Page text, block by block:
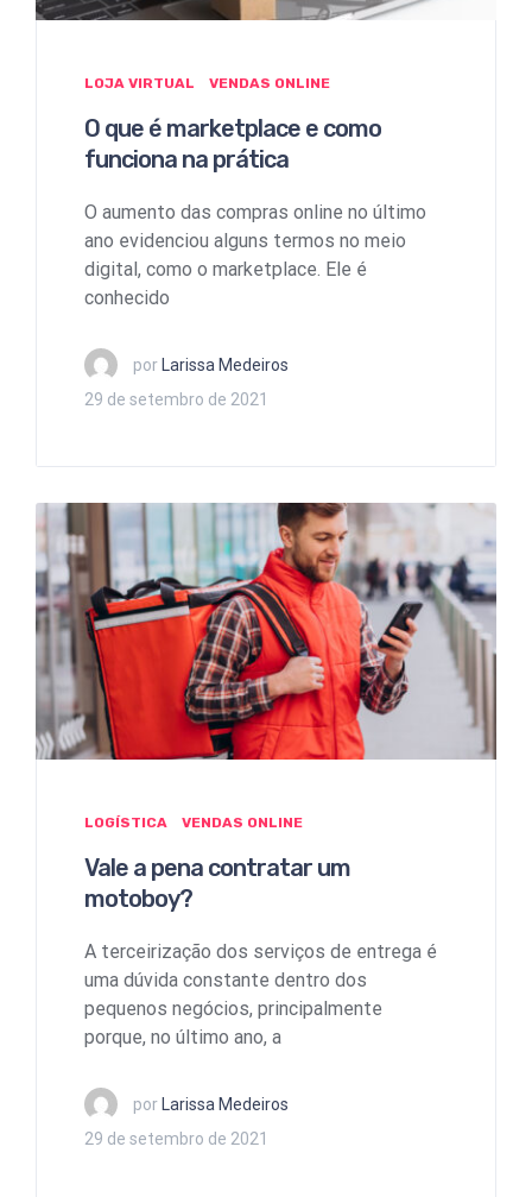
LOJA VIRTUAL VENDAS ONLINE
O que é marketplace e como
funciona na prática
O aumento das compras online no último
ano evidenciou alguns termos no meio
digital, como o marketplace. Ele é
conhecido
porLarissa Medeiros
29 de setembro de 2021
LOGÍSTICA VENDAS ONLINE
Vale a pena contratar um
motoboy?
A terceirização dos serviços de entrega é
uma dúvida constante dentro dos
pequenos negócios, principalmente
porque, no último ano, a
porLarissa Medeiros
29 de setembro de 2021